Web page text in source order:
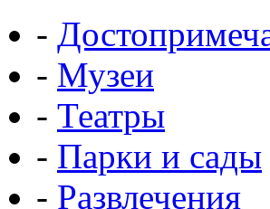
-
- Музеи
- Театры
- Парки и сады
- Развлечения